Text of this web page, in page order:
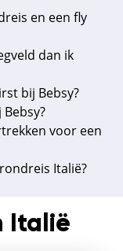
en een fly
dan ik
bij Bebsy?
voor een
Italië?
Italië